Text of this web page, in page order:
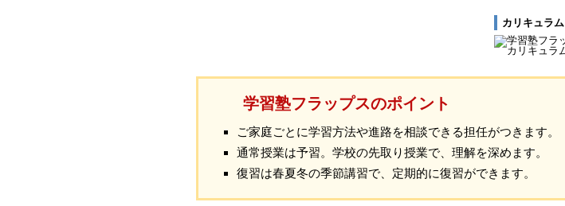
カリキュラム
学習塾フラップスのポイント
ご家庭ごとに学習方法や進路を相談できる担任がつきます。
通常授業は予習。学校の先取り授業で、理解を深めます。
復習は春夏冬の季節講習で、定期的に復習ができます。